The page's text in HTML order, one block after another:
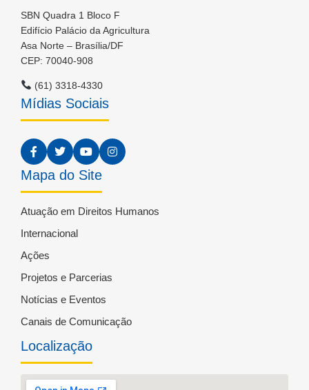
SBN Quadra 1 Bloco F
Edifício Palácio da Agricultura
Asa Norte – Brasília/DF
CEP: 70040-908
(61) 3318-4330
Mídias Sociais
Mapa do Site
Atuação em Direitos Humanos
Internacional
Ações
Projetos e Parcerias
Notícias e Eventos
Canais de Comunicação
Localização